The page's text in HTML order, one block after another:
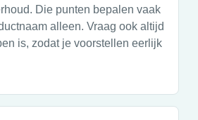
Die punten bepalen vaak
alleen. Vraag ook altijd
is, zodat je voorstellen eerlijk